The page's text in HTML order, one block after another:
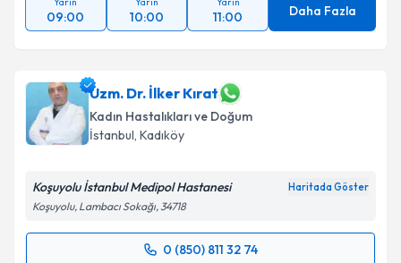
09:00 10:00 11:00 Daha Fazla
Uzm. Dr. İlker Kırat
Kadın Hastalıkları ve Doğum
İstanbul, Kadıköy
Koşuyolu İstanbul Medipol Hastanesi Haritada Göster
Koşuyolu, Lambacı Sokağı, 34718
0 (850) 811 32 74